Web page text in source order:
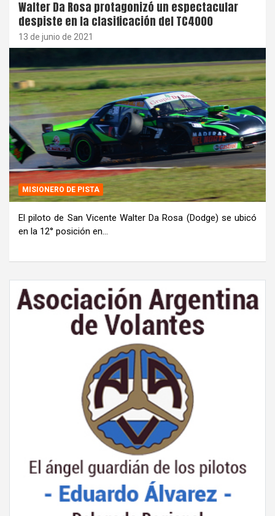
Walter Da Rosa protagonizó un espectacular
despiste en la clasificación del TC4000
13 de junio de 2021
MISIONERO DE PISTA
El piloto de San Vicente Walter Da Rosa (Dodge) se ubicó
en la 12° posición en…